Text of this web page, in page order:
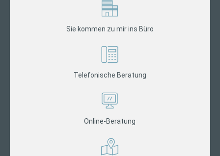
Sie kommen zu mir ins Büro
Telefonische Beratung
Online-Beratung